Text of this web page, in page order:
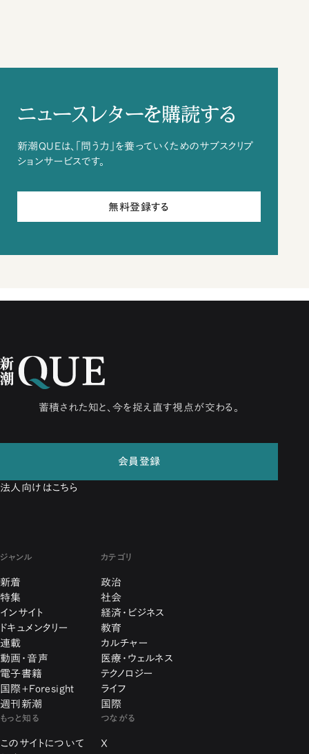
ニュースレターを購読する
新潮QUEは、「問う力」を養っていくためのサブスクリプ
ションサービスです。
無料登録する
蓄積された知と、今を捉え直す視点が交わる。
会員登録
法人向けはこちら
ジャンル
新着
特集
インサイト
ドキュメンタリー
連載
動画・音声
電子書籍
国際+Foresight
週刊新潮
カテゴリ
政治
社会
経済・ビジネス
教育
カルチャー
医療・ウェルネス
テクノロジー
ライフ
国際
もっと知る
このサイトについて
つながる
X